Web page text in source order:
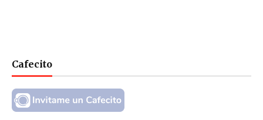
Cafecito